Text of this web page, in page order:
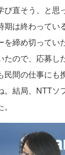
び直そう、と思
期は終わってい
を締め切ってい
たので、応募し
民間の仕事にも
。結局、NTTソ